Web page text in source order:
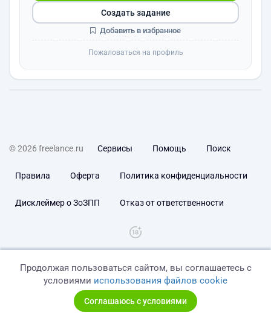
Создать задание
Добавить в избранное
Пожаловаться на профиль
© 2026 freelance.ru Сервисы Помощь Поиск
Правила Оферта Политика конфиденциальности
Дисклеймер о ЗоЗПП Отказ от ответственности
Продолжая пользоваться сайтом, вы соглашаетесь с
условиями использования файлов cookie
Соглашаюсь с условиями